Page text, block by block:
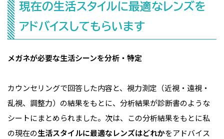
現在の生活スタイルに最適なレンズを
アドバイスしてもらいます
メガネが必要な生活シーンを分析・特定
カウンセリングで回答した内容と、視力測定（近視・遠視・
乱視、調整力）の結果をもとに、分析結果が診断書のような
シートにまとめられました。次は、この分析結果をもとに私
の現在の生活スタイルに最適なレンズはどれかをアドバイス